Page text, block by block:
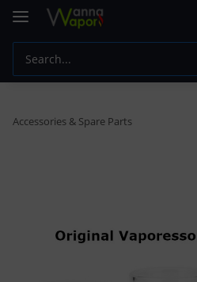
Accessories & Spare Parts